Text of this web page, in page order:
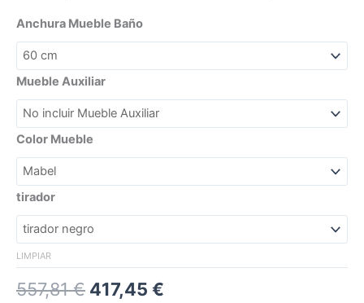
Anchura Mueble Baño
Mueble Auxiliar
Color Mueble
tirador
LIMPIAR
557,81€ 417,45 €